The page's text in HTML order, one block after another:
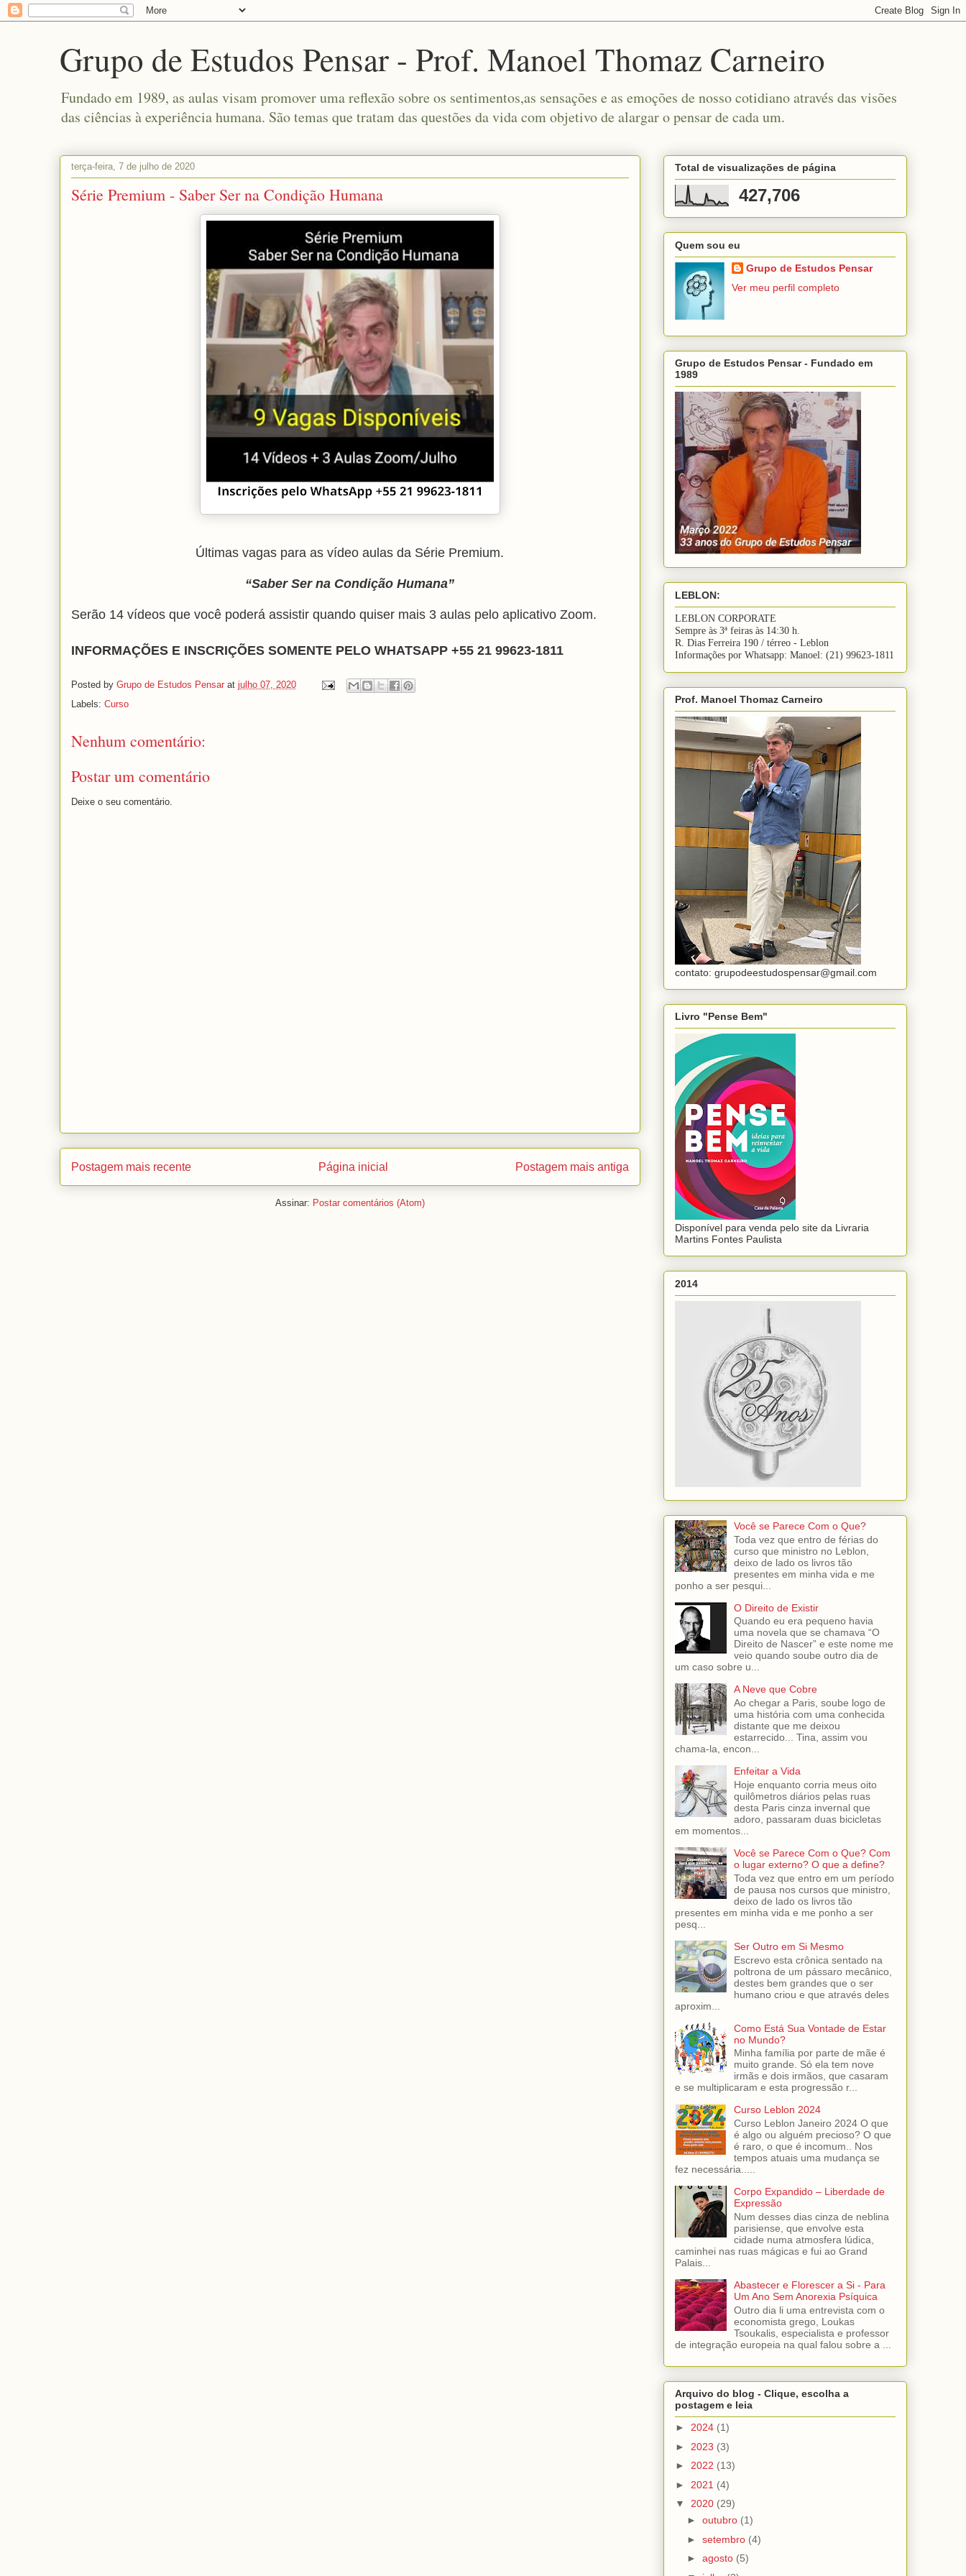
Grupo de Estudos Pensar - Prof. Manoel Thomaz Carneiro
Fundado em 1989, as aulas visam promover uma reflexão sobre os sentimentos,as sensações e as emoções de nosso cotidiano através das visões
das ciências à experiência humana. São temas que tratam das questões da vida com objetivo de alargar o pensar de cada um.
terça-feira, 7 de julho de 2020
Série Premium - Saber Ser na Condição Humana
Últimas vagas para as vídeo aulas da Série Premium.
“Saber Ser na Condição Humana”
Serão 14 vídeos que você poderá assistir quando quiser mais 3 aulas pelo aplicativo Zoom.
INFORMAÇÕES E INSCRIÇÕES SOMENTE PELO WHATSAPP +55 21 99623-1811
Posted by Grupo de Estudos Pensar at julho 07, 2020
Labels: Curso
Nenhum comentário:
Postar um comentário
Deixe o seu comentário.
Postagem mais recente Postagem mais antiga
Página inicial
Assinar: Postar comentários (Atom)
Total de visualizações de página
427,706
Quem sou eu
Grupo de Estudos Pensar
Ver meu perfil completo
Grupo de Estudos Pensar - Fundado em
1989
LEBLON:
LEBLON CORPORATE
Sempre às 3ª feiras às 14:30 h.
R. Dias Ferreira 190 / térreo - Leblon
Informações por Whatsapp: Manoel: (21) 99623-1811
Prof. Manoel Thomaz Carneiro
contato: grupodeestudospensar@gmail.com
Livro "Pense Bem"
Disponível para venda pelo site da Livraria
Martins Fontes Paulista
2014
Você se Parece Com o Que?
Toda vez que entro de férias do
curso que ministro no Leblon,
deixo de lado os livros tão
presentes em minha vida e me
ponho a ser pesqui...
O Direito de Existir
Quando eu era pequeno havia
uma novela que se chamava “O
Direito de Nascer” e este nome me
veio quando soube outro dia de
um caso sobre u...
A Neve que Cobre
Ao chegar a Paris, soube logo de
uma história com uma conhecida
distante que me deixou
estarrecido... Tina, assim vou
chama-la, encon...
Enfeitar a Vida
Hoje enquanto corria meus oito
quilômetros diários pelas ruas
desta Paris cinza invernal que
adoro, passaram duas bicicletas
em momentos...
Você se Parece Com o Que? Com
o lugar externo? O que a define?
Toda vez que entro em um período
de pausa nos cursos que ministro,
deixo de lado os livros tão
presentes em minha vida e me ponho a ser
pesq...
Ser Outro em Si Mesmo
Escrevo esta crônica sentado na
poltrona de um pássaro mecânico,
destes bem grandes que o ser
humano criou e que através deles
aproxim...
Como Está Sua Vontade de Estar
no Mundo?
Minha família por parte de mãe é
muito grande. Só ela tem nove
irmãs e dois irmãos, que casaram
e se multiplicaram e esta progressão r...
Curso Leblon 2024
Curso Leblon Janeiro 2024 O que
é algo ou alguém precioso? O que
é raro, o que é incomum.. Nos
tempos atuais uma mudança se
fez necessária.....
Corpo Expandido – Liberdade de
Expressão
Num desses dias cinza de neblina
parisiense, que envolve esta
cidade numa atmosfera lúdica,
caminhei nas ruas mágicas e fui ao Grand
Palais...
Abastecer e Florescer a Si - Para
Um Ano Sem Anorexia Psíquica
Outro dia li uma entrevista com o
economista grego, Loukas
Tsoukalis, especialista e professor
de integração europeia na qual falou sobre a ...
Arquivo do blog - Clique, escolha a
postagem e leia
► 2024 (1)
► 2023 (3)
► 2022 (13)
► 2021 (4)
▼ 2020 (29)
►outubro (1)
►setembro (4)
►agosto (5)